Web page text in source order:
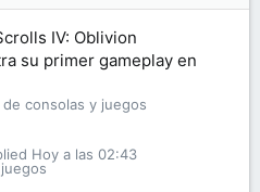
IV: Oblivion
su primer gameplay en
de consolas y juegos
Hoy a las 02:43